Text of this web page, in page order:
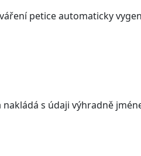
petice automaticky
s údaji výhradně